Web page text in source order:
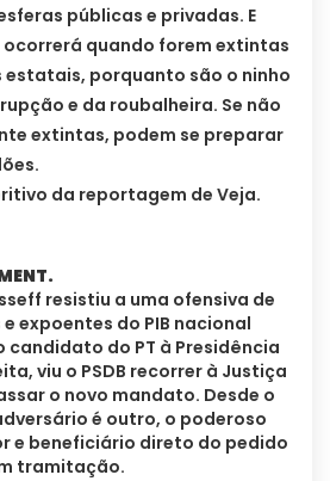
públicas e privadas. E
quando forem extintas
estatais, porquanto são o ninho
e da roubalheira. Se não
extintas, podem se preparar
da reportagem de Veja.
resistiu a uma ofensiva de
expoentes do PIB nacional
candidato do PT à Presidência
viu o PSDB recorrer à Justiça
o novo mandato. Desde o
é outro, o poderoso
e beneficiário direto do pedido
tramitação.